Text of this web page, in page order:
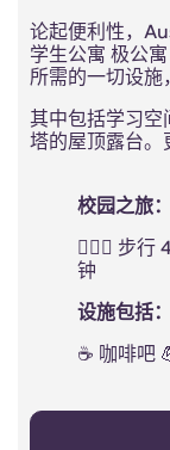
论起便利性，
学生公寓 极公
所需的一切设施
其中包括学习空
塔的屋顶露台。
校园之旅：
🚶🏻‍♂️ 步
钟
设施包括：
☕ 咖啡吧